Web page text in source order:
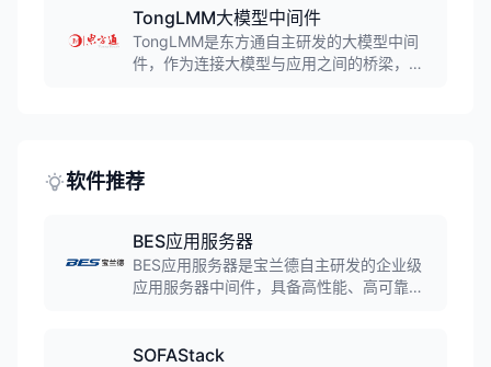
经济的方式开发大模型应用。
TongLMM大模型中间件
TongLMM是东方通自主研发的大模型中间
件，作为连接大模型与应用之间的桥梁，支
软件推荐
BES应用服务器
BES应用服务器是宝兰德自主研发的企业级
应用服务器中间件，具备高性能、高可靠性
等核心业务系统。
SOFAStack